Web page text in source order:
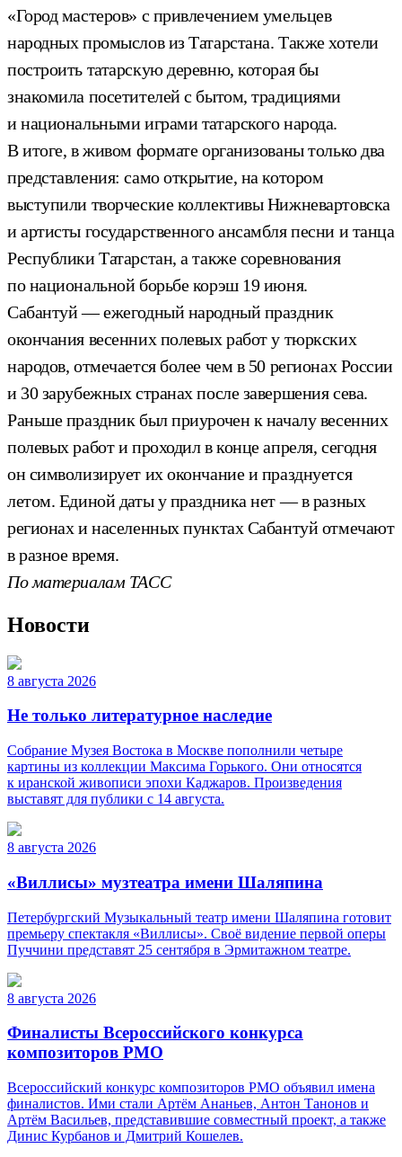
«Город мастеров» с привлечением умельцев
народных промыслов из Татарстана. Также хотели
построить татарскую деревню, которая бы
знакомила посетителей с бытом, традициями
и национальными играми татарского народа.
В итоге, в живом формате организованы только два
представления: само открытие, на котором
выступили творческие коллективы Нижневартовска
и артисты государственного ансамбля песни и танца
Республики Татарстан, а также соревнования
по национальной борьбе корэш 19 июня.
Сабантуй — ежегодный народный праздник
окончания весенних полевых работ у тюркских
народов, отмечается более чем в 50 регионах России
и 30 зарубежных странах после завершения сева.
Раньше праздник был приурочен к началу весенних
полевых работ и проходил в конце апреля, сегодня
он символизирует их окончание и празднуется
летом. Единой даты у праздника нет — в разных
регионах и населенных пунктах Сабантуй отмечают
в разное время.
По материалам ТАСС
Новости
8 августа 2026
Не только литературное наследие
Собрание Музея Востока в Москве пополнили четыре
картины из коллекции Максима Горького. Они относятся
к иранской живописи эпохи Каджаров. Произведения
выставят для публики с 14 августа.
8 августа 2026
«Виллисы» музтеатра имени Шаляпина
Петербургский Музыкальный театр имени Шаляпина готовит
премьеру спектакля «Виллисы». Своё видение первой оперы
Пуччини представят 25 сентября в Эрмитажном театре.
8 августа 2026
Финалисты Всероссийского конкурса
композиторов РМО
Всероссийский конкурс композиторов РМО объявил имена
финалистов. Ими стали Артём Ананьев, Антон Танонов и
Артём Васильев, представившие совместный проект, а также
Динис Курбанов и Дмитрий Кошелев.